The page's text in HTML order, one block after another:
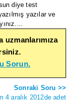
diye test
yazılar ve
Sorun.
Sonraki Soru >>
4 aralık 2012de adet